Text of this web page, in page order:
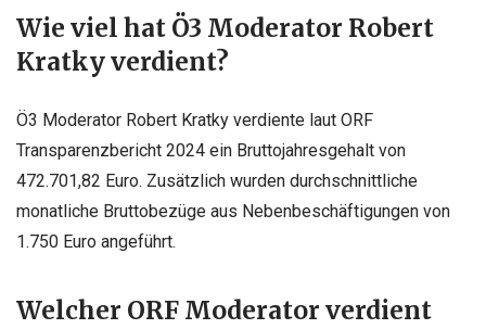
Wie viel hat Ö3 Moderator Robert
Kratky verdient?
Ö3 Moderator Robert Kratky verdiente laut ORF
Transparenzbericht 2024 ein Bruttojahresgehalt von
472.701,82 Euro. Zusätzlich wurden durchschnittliche
monatliche Bruttobezüge aus Nebenbeschäftigungen von
1.750 Euro angeführt.
Welcher ORF Moderator verdient